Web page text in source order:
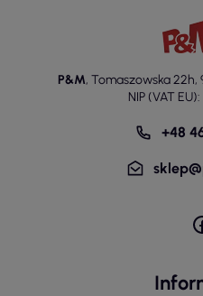
P&M, Tomaszowska 22h,
NIP (VAT
+48